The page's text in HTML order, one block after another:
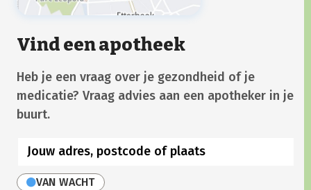
Vind een apotheek
Heb je een vraag over je gezondheid of je
medicatie? Vraag advies aan een apotheker in je
buurt.
VAN WACHT